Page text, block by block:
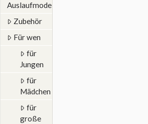
Auslaufmodelle
Zubehör
Für wen
für
Jungen
für
Mädchen
für
große